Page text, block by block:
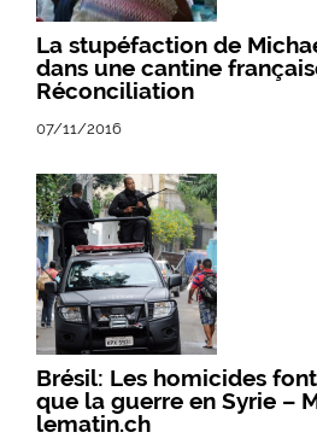
La stupéfaction de
dans une cantine
Réconciliation
07/11/2016
Brésil: Les homicides
que la guerre en Syrie –
lematin.ch